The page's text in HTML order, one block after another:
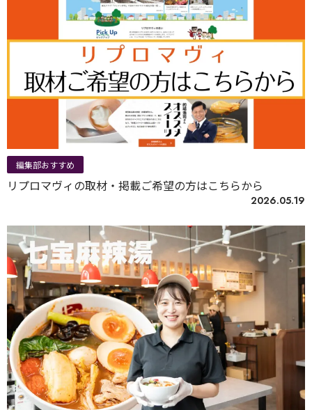
編集部おすすめ
リプロマヴィの取材・掲載ご希望の方はこちらから
2026.05.19